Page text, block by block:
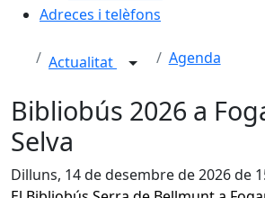
Adreces i telèfons
Actualitat Agenda
Bibliobús 2026 a
Selva
Dilluns, 14 de desembre de 2026 de